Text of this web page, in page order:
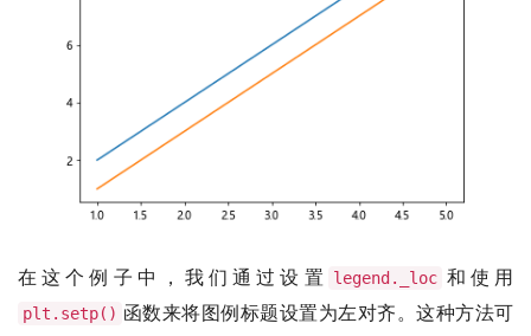
在这个例子中，我们通过设置 legend._loc 和使用
plt.setp() 函数来将图例标题设置为左对齐。这种方法可